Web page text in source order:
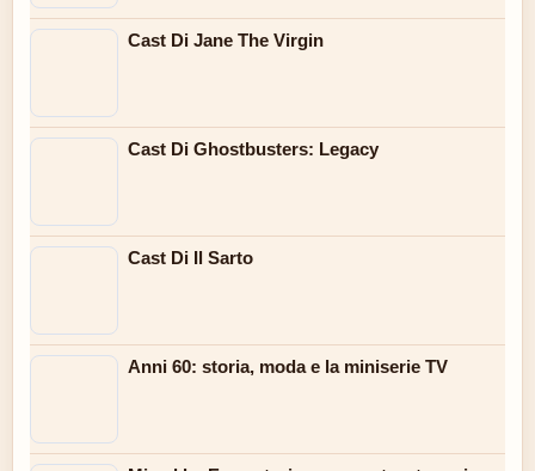
Cast Di Jane The Virgin
Cast Di Ghostbusters: Legacy
Cast Di Il Sarto
Anni 60: storia, moda e la miniserie TV